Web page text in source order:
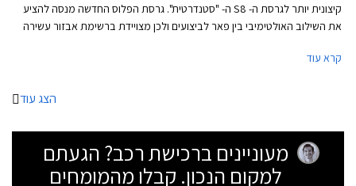
קיצונית יותר לגרסת ה- S8 ה- "סטנדרטית". גרסת הפלוס החדשה מנסה להציע
את השילוב האולטימיבי בין פאר לביצועים ולכן מצויידת ברשימת אבזור עשירה
קרא עוד
הצג עוד
מעוניינים ברכישת רכב? הגעתם
למקום הנכון. קבלו מהמומחים